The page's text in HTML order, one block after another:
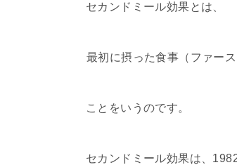
セカンドミール効果とは、
最初に摂った食事（ファー
ことをいうのです。
セカンドミール効果は、